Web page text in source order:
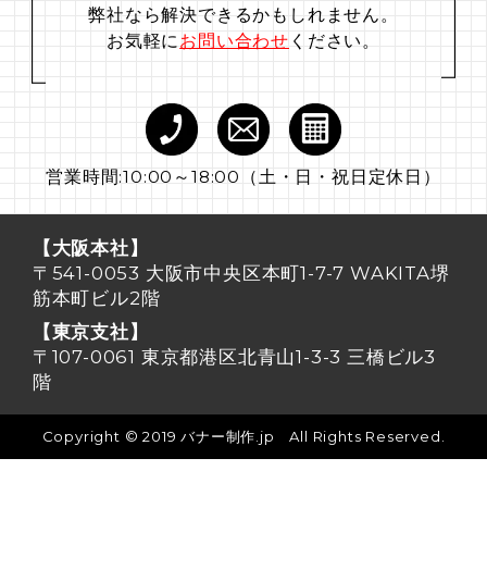
弊社なら解決できるかもしれません。
お気軽に お問い合わせ ください。
営業時間:10:00～18:00（土・日・祝日定休日）
【大阪本社】
〒541-0053 大阪市中央区本町1-7-7 WAKITA堺
筋本町ビル2階
【東京支社】
〒107-0061 東京都港区北青山1-3-3 三橋ビル3
階
Copyright © 2019 バナー制作.jp All Rights Reserved.